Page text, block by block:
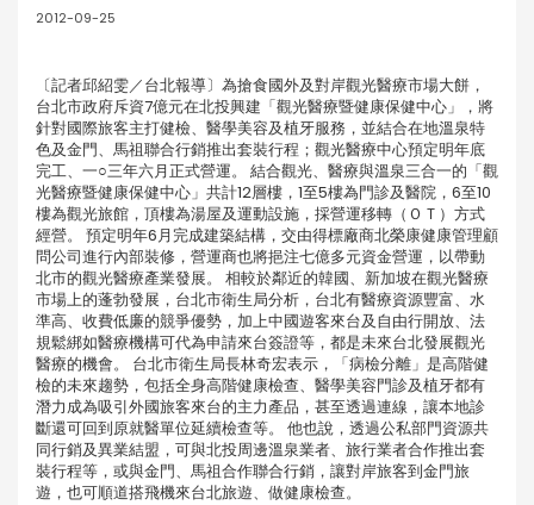
2012-09-25
〔記者邱紹雯／台北報導〕為搶食國外及對岸觀光醫療市場大餅，
台北市政府斥資7億元在北投興建「觀光醫療暨健康保健中心」，將
針對國際旅客主打健檢、醫學美容及植牙服務，並結合在地溫泉特
色及金門、馬祖聯合行銷推出套裝行程；觀光醫療中心預定明年底
完工、一○三年六月正式營運。 結合觀光、醫療與溫泉三合一的「觀
光醫療暨健康保健中心」共計12層樓，1至5樓為門診及醫院，6至10
樓為觀光旅館，頂樓為湯屋及運動設施，採營運移轉（ＯＴ）方式
經營。 預定明年6月完成建築結構，交由得標廠商北榮康健康管理顧
問公司進行內部裝修，營運商也將挹注七億多元資金營運，以帶動
北市的觀光醫療產業發展。 相較於鄰近的韓國、新加坡在觀光醫療
市場上的蓬勃發展，台北市衛生局分析，台北有醫療資源豐富、水
準高、收費低廉的競爭優勢，加上中國遊客來台及自由行開放、法
規鬆綁如醫療機構可代為申請來台簽證等，都是未來台北發展觀光
醫療的機會。 台北市衛生局長林奇宏表示，「病檢分離」是高階健
檢的未來趨勢，包括全身高階健康檢查、醫學美容門診及植牙都有
潛力成為吸引外國旅客來台的主力產品，甚至透過連線，讓本地診
斷還可回到原就醫單位延續檢查等。 他也說，透過公私部門資源共
同行銷及異業結盟，可與北投周邊溫泉業者、旅行業者合作推出套
裝行程等，或與金門、馬祖合作聯合行銷，讓對岸旅客到金門旅
遊，也可順道搭飛機來台北旅遊、做健康檢查。